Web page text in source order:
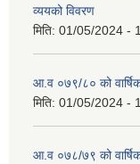
व्ययको विवरण
मिति: 01/05/2024 -
आ.व ०७९/८० को वार्षिक
मिति: 01/05/2024 -
आ.व ०७८/७९ को वार्षिक